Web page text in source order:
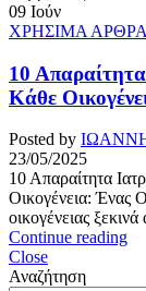
09 Ιούν
ΧΡΗΣΙΜΑ ΑΡΘΡΑ
10
Κάθε
Posted by
23/05/2025
10 Απαραίτητα
Οικογένεια: Ένας
οικογένειας
Continue reading
Close
Αναζήτηση